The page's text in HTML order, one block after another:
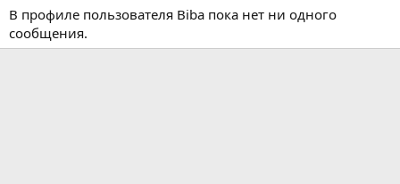
В профиле пользователя Biba пока нет ни одного
сообщения.